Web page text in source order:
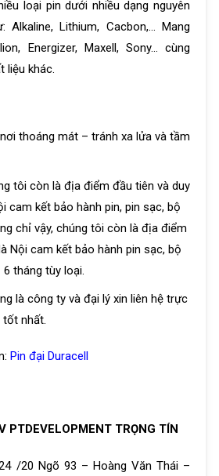
loại pin dưới nhiều dạng nguyên
Alkaline, Lithium, Cacbon,… Mang
Energizer, Maxell, Sony… cùng
liệu khác.
thoáng mát – tránh xa lửa và tầm
tôi còn là địa điểm đầu tiên và duy
cam kết bảo hành pin, pin sạc, bộ
chỉ vậy, chúng tôi còn là địa điểm
Nội cam kết bảo hành pin sạc, bộ
tháng tùy loại.
là công ty và đại lý xin liên hệ trực
tốt nhất.
Pin đại Duracell
PTDEVELOPMENT TRỌNG TÍN
/20 Ngõ 93 – Hoàng Văn Thái –